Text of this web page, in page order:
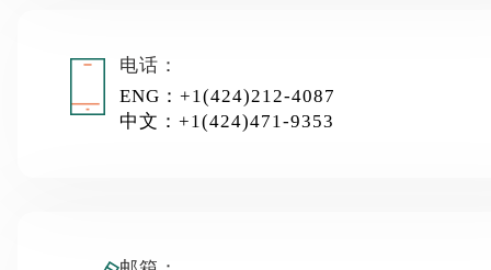
电话：
ENG：+1(424)212-4087
中文：+1(424)471-9353